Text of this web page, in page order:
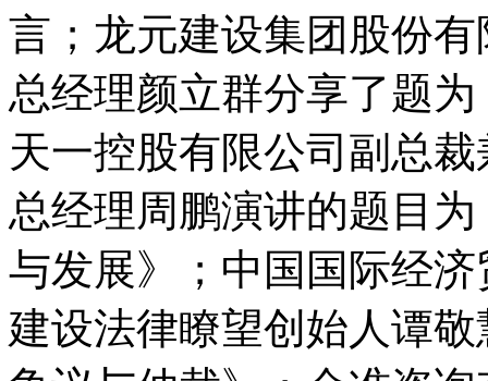
言；龙元建设集团股份
总经理颜立群分享了题
天一控股有限公司副总
总经理周鹏演讲的题目
与发展》；中国国际经
建设法律瞭望创始人谭